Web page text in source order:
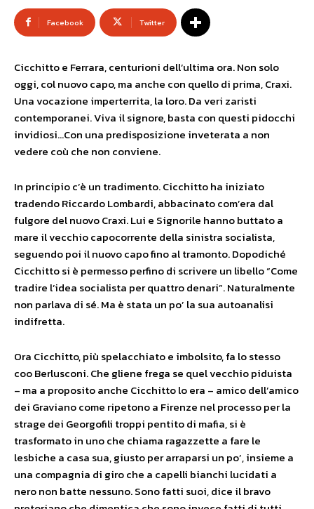
Facebook Twitter
Cicchitto e Ferrara, centurioni dell’ultima ora. Non solo
oggi, col nuovo capo, ma anche con quello di prima, Craxi.
Una vocazione imperterrita, la loro. Da veri zaristi
contemporanei. Viva il signore, basta con questi pidocchi
invidiosi…Con una predisposizione inveterata a non
vedere coù che non conviene.
In principio c’è un tradimento. Cicchitto ha iniziato
tradendo Riccardo Lombardi, abbacinato com’era dal
fulgore del nuovo Craxi. Lui e Signorile hanno buttato a
mare il vecchio capocorrente della sinistra socialista,
seguendo poi il nuovo capo fino al tramonto. Dopodiché
Cicchitto si è permesso perfino di scrivere un libello “Come
tradire l’idea socialista per quattro denari”. Naturalmente
non parlava di sé. Ma è stata un po’ la sua autoanalisi
indifretta.
Ora Cicchitto, più spelacchiato e imbolsito, fa lo stesso
coo Berlusconi. Che gliene frega se quel vecchio piduista
– ma a proposito anche Cicchitto lo era – amico dell’amico
dei Graviano come ripetono a Firenze nel processo per la
strage dei Georgofili troppi pentito di mafia, si è
trasformato in uno che chiama ragazzette a fare le
lesbiche a casa sua, giusto per arraparsi un po’, insieme a
una compagnia di giro che a capelli bianchi lucidati a
nero non batte nessuno. Sono fatti suoi, dice il bravo